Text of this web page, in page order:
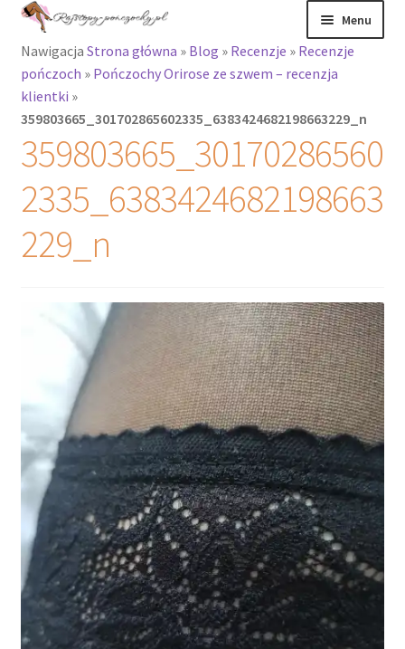
Przejdź
nawigacji
Przejdź
treści
Menu
Rajstopy
Rozwiń
menu
Rajstopy Orirose
Pończochy i
Podkolanówki i
skarpetki
Wszystkie
potomne
Nawigacja Strona główna » Blog » Recenzje » Recenzje
pończoch » Pończochy Orirose ze szwem – recenzja
klientki »
359803665_301702865602335_6383424682198663229_n
359803665_30170286560
2335_6383424682198663
229_n